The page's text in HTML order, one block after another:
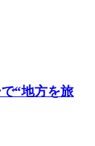
“地方を旅